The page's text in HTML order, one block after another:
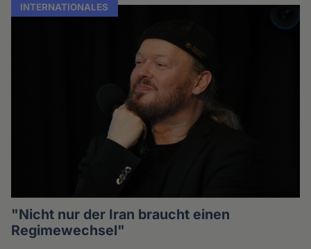
INTERNATIONALES
"Nicht nur der Iran braucht einen
Regimewechsel"